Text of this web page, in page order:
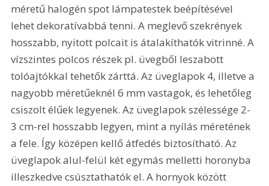
méretű halogén spot lámpatestek beépítésével
lehet dekoratívabbá tenni. A meglevő szekrények
hosszabb, nyitott polcait is átalakíthatók vitrinné. A
vízszintes polcos részek pl. üvegből leszabott
tolóajtókkal tehetők zárttá. Az üveglapok 4, illetve a
nagyobb méretűeknél 6 mm vastagok, és lehetőleg
csiszolt élűek legyenek. Az üveglapok szélessége 2-
3 cm-rel hosszabb legyen, mint a nyílás méretének
a fele. Így középen kellő átfedés biztosítható. Az
üveglapok alul-felül két egymás melletti horonyba
illeszkedve csúsztathatók el. A hornyok között